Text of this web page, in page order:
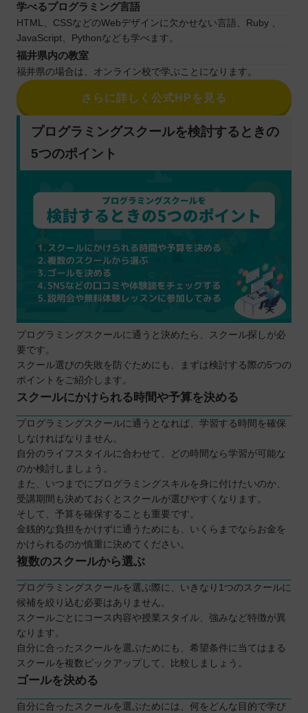
学べるプログラミング言語
HTML、CSSなどのWebデザインに欠かせない言語、Ruby 、
JavaScript、Pythonなども学べます。
福井県内の教室
福井県の場合は、オンライン校で学ぶことになります。
さらに詳しく公式HPを見る
プログラミングスクールを検討するときの
5つのポイント
プログラミングスクールに通うと決めたら、スクール探しが必
要です。
スクール選びの失敗を防ぐためにも、まずは検討する際の5つの
ポイントをご紹介します。
スクールにかけられる時間や予算を決める
プログラミングスクールに通うとなれば、学習する時間を確保
しなければなりません。
自分のライフスタイルに合わせて、どの時間なら学習が可能な
のか検討しましょう。
また、いつまでにプログラミングスキルを身に付けたいのか、
受講期間も決めておくとスクールが選びやすくなります。
そして、予算を確保することも重要です。
金銭的な負担をかけずに通うためにも、いくらまでならお金を
かけられるのか慎重に決めてください。
複数のスクールから選ぶ
プログラミングスクールを選ぶ際に、いきなり1つのスクールに
候補を絞り込む必要はありません。
スクールごとにコース内容や授業スタイル、強みなど特徴が異
なります。
自分に合ったスクールを選ぶためにも、希望条件に当てはまる
スクールを複数ピックアップして、比較しましょう。
ゴールを決める
自分に合ったスクールを選ぶためには、何をどんな目的で学び